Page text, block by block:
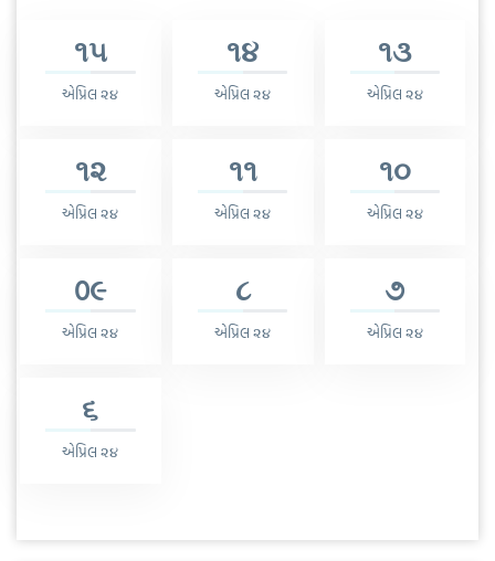
૧૫
એપ્રિલ ૨૪
૧૪
એપ્રિલ ૨૪
૧૩
એપ્રિલ ૨૪
૧૨
એપ્રિલ ૨૪
૧૧
એપ્રિલ ૨૪
૧૦
એપ્રિલ ૨૪
0૯
એપ્રિલ ૨૪
૮
એપ્રિલ ૨૪
૭
એપ્રિલ ૨૪
૬
એપ્રિલ ૨૪